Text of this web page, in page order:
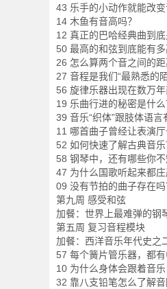
43 乐手的小动作就能改变
14 木鱼有音高吗？
12 真正的巴哈经典曲到底
50 最高的和弦到底能有多
26 怎么算两个音之间的距
27 音程是我们“最熟悉的陌
56 旋律乐器出现在数万年
19 乐曲行进的秘密是什么
39 音乐“织体”跟肢体语言
11 哪首曲子曾经让表演厅
52 如何快速了解古典音乐
58 钢琴中，还有哪些你不
47 为什么国歌听起来都庄
09 没有节拍的曲子存在吗
第九周 感受和弦
加餐：世界上最难弹的钢
第五周 复习音程模块
加餐：西洋音乐年代史之
57 每个簧片管乐器，都有
10 为什么身体会跟着音乐
32 靠八支铅笔怎么了解音